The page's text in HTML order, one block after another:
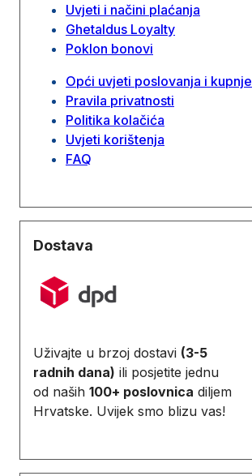
Uvjeti i načini plaćanja
Ghetaldus Loyalty
Poklon bonovi
Opći uvjeti poslovanja i kupnje
Pravila privatnosti
Politika kolačića
Uvjeti korištenja
FAQ
Dostava
Uživajte u brzoj dostavi (3-5
radnih dana) ili posjetite jednu
od naših 100+ poslovnica diljem
Hrvatske. Uvijek smo blizu vas!